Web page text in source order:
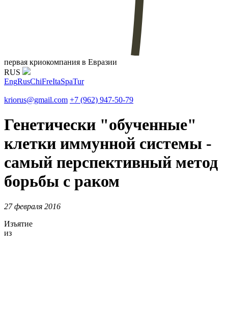
первая криокомпания в Евразии
RUS
EngRusChiFreItaSpaTur
kriorus@gmail.com +7 (962) 947-50-79
Генетически "обученные"
клетки иммунной системы -
самый перспективный метод
борьбы с раком
27 февраля 2016
Изъятие
из